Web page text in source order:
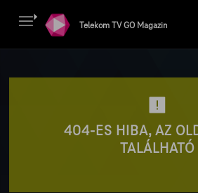
Telekom TV GO Magazin
404-ES HIBA, AZ
TALÁLHATÓ